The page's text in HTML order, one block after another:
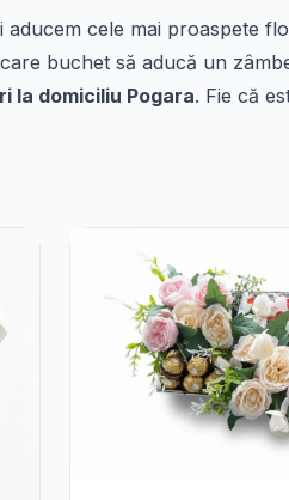
aducem cele mai proaspete
buchet să aducă un
la domiciliu Pogara. Fie că